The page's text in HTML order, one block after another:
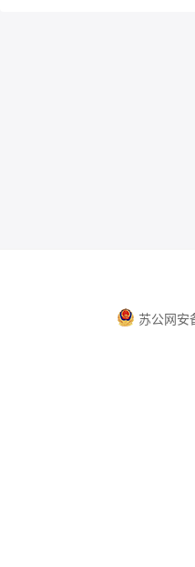
苏公网安